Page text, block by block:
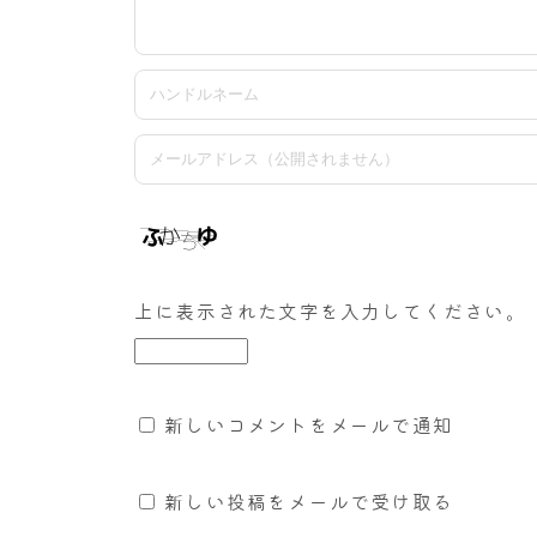
上に表示された文字を入力してください。
新しいコメントをメールで通知
新しい投稿をメールで受け取る